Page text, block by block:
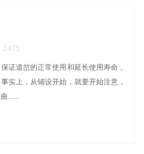
2475
岔的正常使用和延长使用寿命，
实上，从铺设开始，就要开始注意，
......